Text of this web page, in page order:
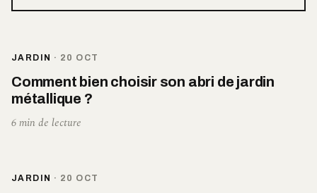
JARDIN · 20 OCT
Comment bien choisir son abri de jardin
métallique ?
6 min de lecture
JARDIN · 20 OCT